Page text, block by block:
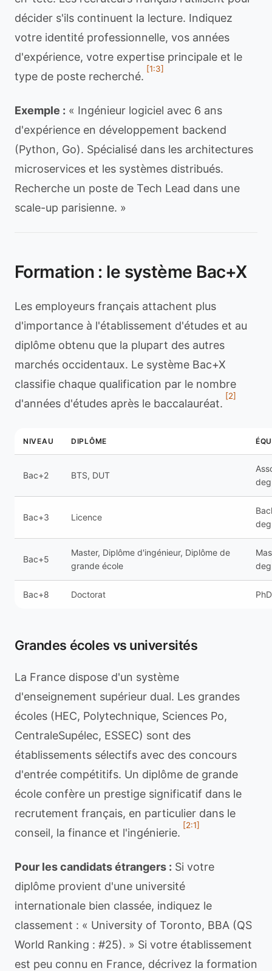
décider s'ils continuent la lecture. Indiquez
votre identité professionnelle, vos années
d'expérience, votre expertise principale et le
type de poste recherché.
[1:3]
Exemple : « Ingénieur logiciel avec 6 ans
d'expérience en développement backend
(Python, Go). Spécialisé dans les architectures
microservices et les systèmes distribués.
Recherche un poste de Tech Lead dans une
scale-up parisienne. »
Formation : le système Bac+X
Les employeurs français attachent plus
d'importance à l'établissement d'études et au
diplôme obtenu que la plupart des autres
marchés occidentaux. Le système Bac+X
classifie chaque qualification par le nombre
d'années d'études après le baccalauréat.
[2]
NIVEAU DIPLÔME
Bac+2 BTS, DUT
Bac+3 Licence
Bac+5
Master, Diplôme d'ingénieur, Diplôme de
grande école
Bac+8 Doctorat PhD
Grandes écoles vs universités
La France dispose d'un système
d'enseignement supérieur dual. Les grandes
écoles (HEC, Polytechnique, Sciences Po,
CentraleSupélec, ESSEC) sont des
établissements sélectifs avec des concours
d'entrée compétitifs. Un diplôme de grande
école confère un prestige significatif dans le
recrutement français, en particulier dans le
conseil, la finance et l'ingénierie.
[2:1]
Pour les candidats étrangers : Si votre
diplôme provient d'une université
internationale bien classée, indiquez le
classement : « University of Toronto, BBA (QS
World Ranking : #25). » Si votre établissement
est peu connu en France, décrivez la formation